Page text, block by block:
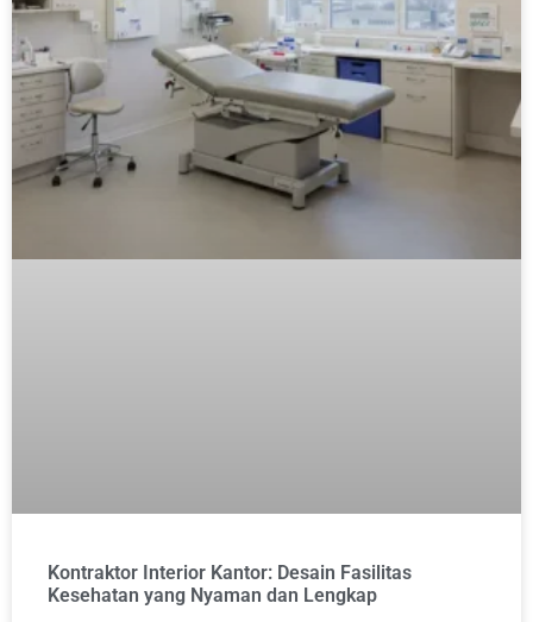
Kontraktor Interior Kantor: Desain Fasilitas
Kesehatan yang Nyaman dan Lengkap